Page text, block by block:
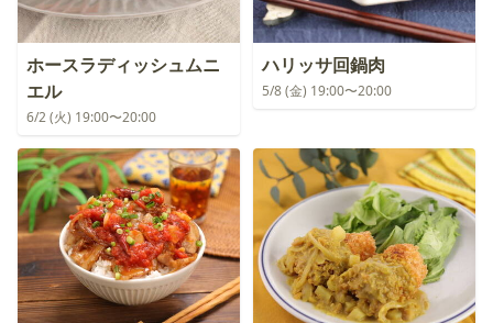
ホースラディッシュムニ
エル
6/2 (火) 19:00〜20:00
ハリッサ回鍋肉
5/8 (金) 19:00〜20:00